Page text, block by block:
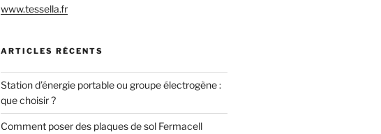
www.tessella.fr
ARTICLES RÉCENTS
Station d’énergie portable ou groupe électrogène :
que choisir ?
Comment poser des plaques de sol Fermacell